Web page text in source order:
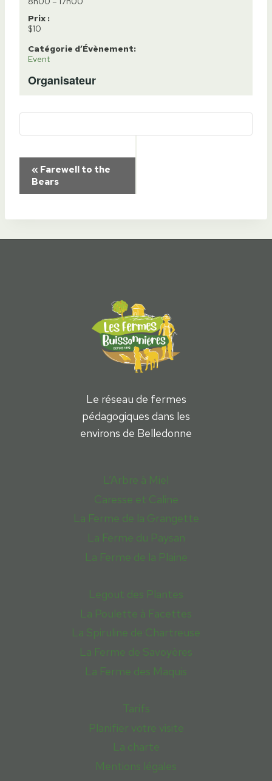
Prix :
$10
Catégorie d’Évènement:
Event
Organisateur
Navigation
Évènement
« Farewell to the
Bears
Le réseau de fermes
pédagogiques dans les
environs de Belledonne
L’Arbre à Miel
Caresse et Caline
La Ferme de la Grangette
La Ferme du Paysan
La Ferme de la Plaine
Legout des Plantes
La Poulette à Facettes
La Spiruline de Chartreuse
La Ferme de Savoyères
La Ferme des Maquis
Tarifs
Planifier votre visite
La charte
Mentions légales